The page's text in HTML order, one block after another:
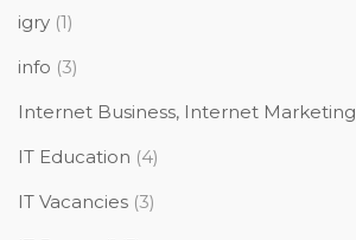
igry (1)
info (3)
Internet Business, Internet Marketing
IT Education (4)
IT Vacancies (3)